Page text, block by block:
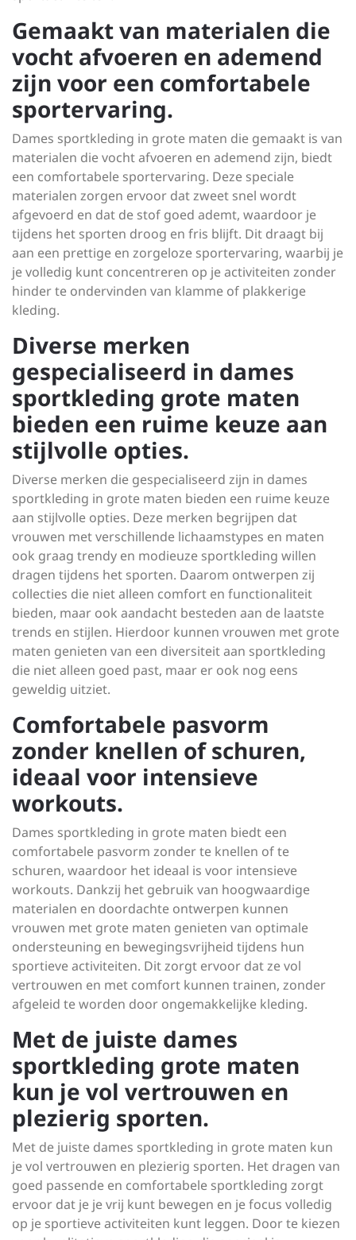
Gemaakt van materialen die
vocht afvoeren en ademend
zijn voor een comfortabele
sportervaring.
Dames sportkleding in grote maten die gemaakt is van
materialen die vocht afvoeren en ademend zijn, biedt
een comfortabele sportervaring. Deze speciale
materialen zorgen ervoor dat zweet snel wordt
afgevoerd en dat de stof goed ademt, waardoor je
tijdens het sporten droog en fris blijft. Dit draagt bij
aan een prettige en zorgeloze sportervaring, waarbij je
je volledig kunt concentreren op je activiteiten zonder
hinder te ondervinden van klamme of plakkerige
kleding.
Diverse merken
gespecialiseerd in dames
sportkleding grote maten
bieden een ruime keuze aan
stijlvolle opties.
Diverse merken die gespecialiseerd zijn in dames
sportkleding in grote maten bieden een ruime keuze
aan stijlvolle opties. Deze merken begrijpen dat
vrouwen met verschillende lichaamstypes en maten
ook graag trendy en modieuze sportkleding willen
dragen tijdens het sporten. Daarom ontwerpen zij
collecties die niet alleen comfort en functionaliteit
bieden, maar ook aandacht besteden aan de laatste
trends en stijlen. Hierdoor kunnen vrouwen met grote
maten genieten van een diversiteit aan sportkleding
die niet alleen goed past, maar er ook nog eens
geweldig uitziet.
Comfortabele pasvorm
zonder knellen of schuren,
ideaal voor intensieve
workouts.
Dames sportkleding in grote maten biedt een
comfortabele pasvorm zonder te knellen of te
schuren, waardoor het ideaal is voor intensieve
workouts. Dankzij het gebruik van hoogwaardige
materialen en doordachte ontwerpen kunnen
vrouwen met grote maten genieten van optimale
ondersteuning en bewegingsvrijheid tijdens hun
sportieve activiteiten. Dit zorgt ervoor dat ze vol
vertrouwen en met comfort kunnen trainen, zonder
afgeleid te worden door ongemakkelijke kleding.
Met de juiste dames
sportkleding grote maten
kun je vol vertrouwen en
plezierig sporten.
Met de juiste dames sportkleding in grote maten kun
je vol vertrouwen en plezierig sporten. Het dragen van
goed passende en comfortabele sportkleding zorgt
ervoor dat je je vrij kunt bewegen en je focus volledig
op je sportieve activiteiten kunt leggen. Door te kiezen